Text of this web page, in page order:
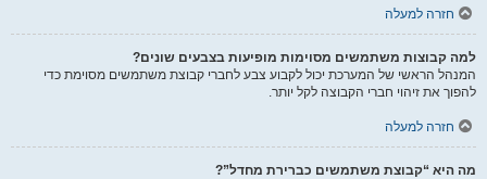
חזרה למעלה
למה קבוצות משתמשים מסוימות מופיעות בצבעים שונים?
המנהל הראשי של המערכת יכול לקבוע צבע לחברי קבוצת משתמשים מסוימת כדי
להפוך את זיהוי חברי הקבוצה לקל יותר.
חזרה למעלה
מה היא “קבוצת משתמשים כברירת מחדל”?